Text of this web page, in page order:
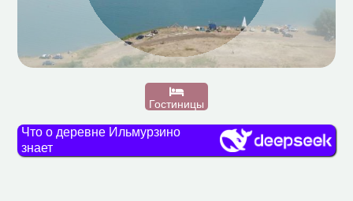
Гостиницы
Что о деревне Ильмурзино
знает